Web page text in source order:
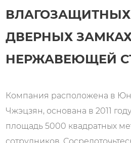
ДВЕРНЫХ
НЕРЖАВЕЮЩЕЙ
Компания расположена в
Чжэцзян, основана в 2011
площадь 5000 квадратных
сотрудников.